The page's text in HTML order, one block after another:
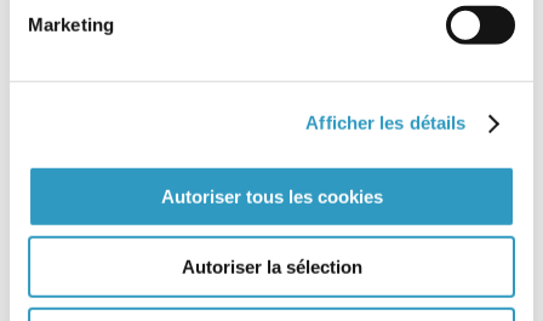
Marketing
Afficher les détails
Autoriser tous les cookies
Autoriser la sélection
Efficacité internationale des décisions étrangères
Décision administrative
Décès : recevabilité de la requête d’adoption
Obligation alimentaire
Jugement d’adoption